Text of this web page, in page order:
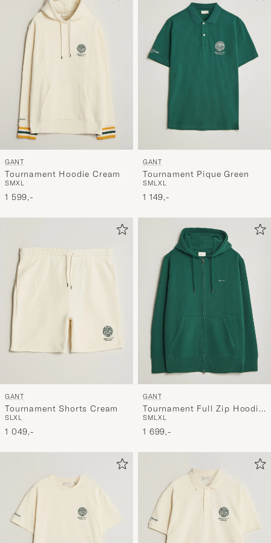
GANT
Tournament Hoodie Cream
SMXL
1 599,-
GANT
Tournament Pique Green
SMLXL
1 149,-
GANT
Tournament Shorts Cream
SLXL
1 049,-
GANT
Tournament Full Zip Hoodie
Green
SMLXL
1 699,-